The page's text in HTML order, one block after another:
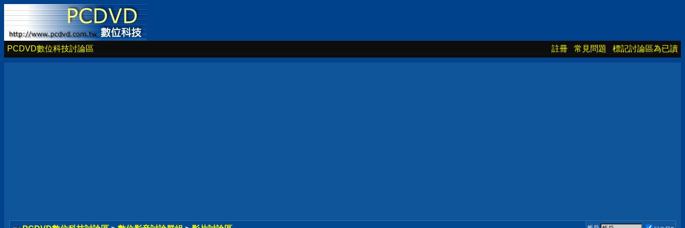
PCDVD數位科技討論區 註冊 常見問題 標記討論區為已讀